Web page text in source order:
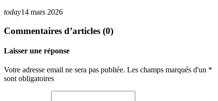
today14 mars 2026
Commentaires d’articles (0)
Laisser une réponse
Votre adresse email ne sera pas publiée. Les champs marqués d'un *
sont obligatoires